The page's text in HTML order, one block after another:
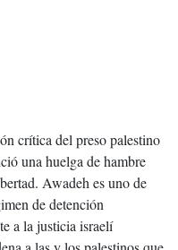
crítica del preso palestino
una huelga de hambre
Awadeh es uno de
de detención
a la justicia israelí